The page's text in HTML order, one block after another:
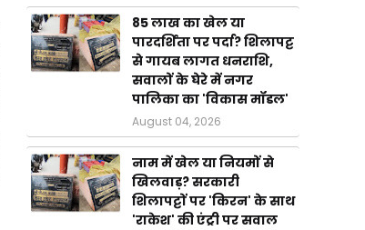
85 लाख का खेल या
पारदर्शिता पर पर्दा? शिलापट्ट
से गायब लागत धनराशि,
सवालों के घेरे में नगर
पालिका का 'विकास मॉडल'
August 04, 2026
नाम में खेल या नियमों से
खिलवाड़? सरकारी
शिलापट्टों पर 'किरन' के साथ
'राकेश' की एंट्री पर सवाल